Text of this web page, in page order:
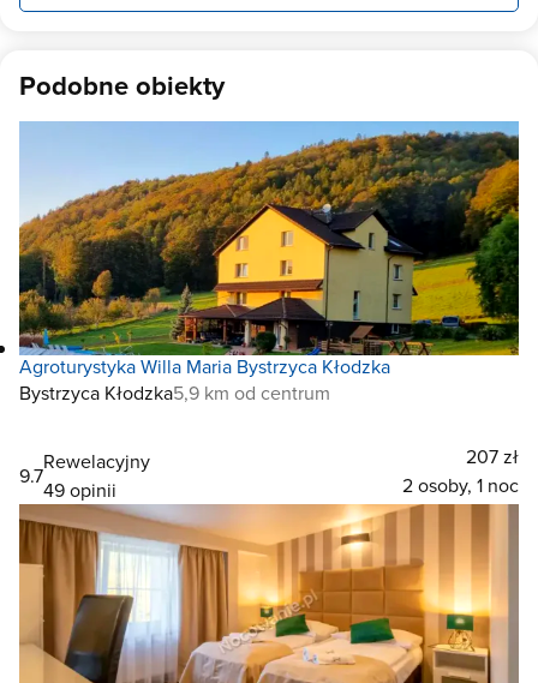
Podobne obiekty
Agroturystyka Willa Maria Bystrzyca Kłodzka
Bystrzyca Kłodzka5,9 km od centrum
9.7
Rewelacyjny
49 opinii
207 zł
2 osoby, 1 noc